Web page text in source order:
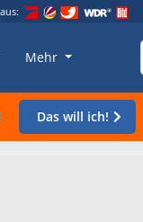
Mehr
Das will ich!